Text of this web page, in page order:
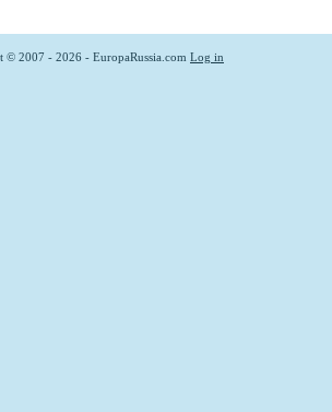
© 2007 - 2026 - EuropaRussia.com Log in